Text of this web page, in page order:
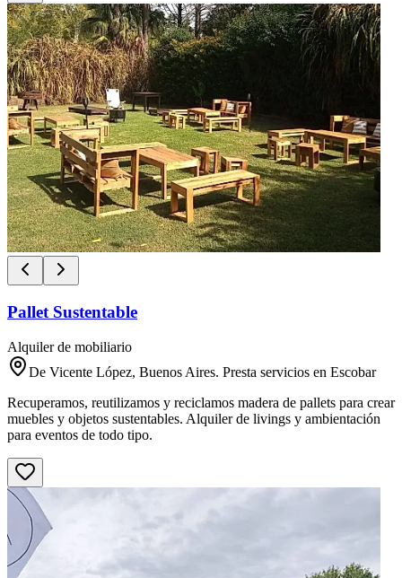
Pallet Sustentable
Alquiler de mobiliario
De Vicente López, Buenos Aires. Presta servicios en Escobar
Recuperamos, reutilizamos y reciclamos madera de pallets para crear
muebles y objetos sustentables. Alquiler de livings y ambientación
para eventos de todo tipo.